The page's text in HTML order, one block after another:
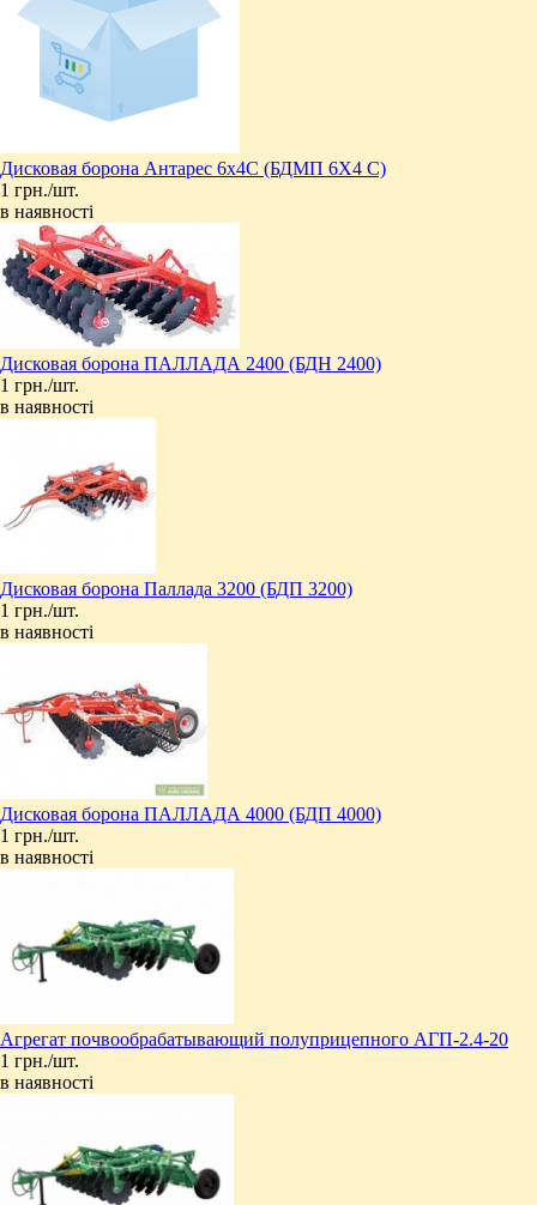
Дисковая борона Антарес 6х4C (БДМП 6Х4 С)
1 грн./шт.
в наявності
Дисковая борона ПАЛЛАДА 2400 (БДН 2400)
1 грн./шт.
в наявності
Дисковая борона Паллада 3200 (БДП 3200)
1 грн./шт.
в наявності
Дисковая борона ПАЛЛАДА 4000 (БДП 4000)
1 грн./шт.
в наявності
Агрегат почвообрабатывающий полуприцепного АГП-2.4-20
1 грн./шт.
в наявності